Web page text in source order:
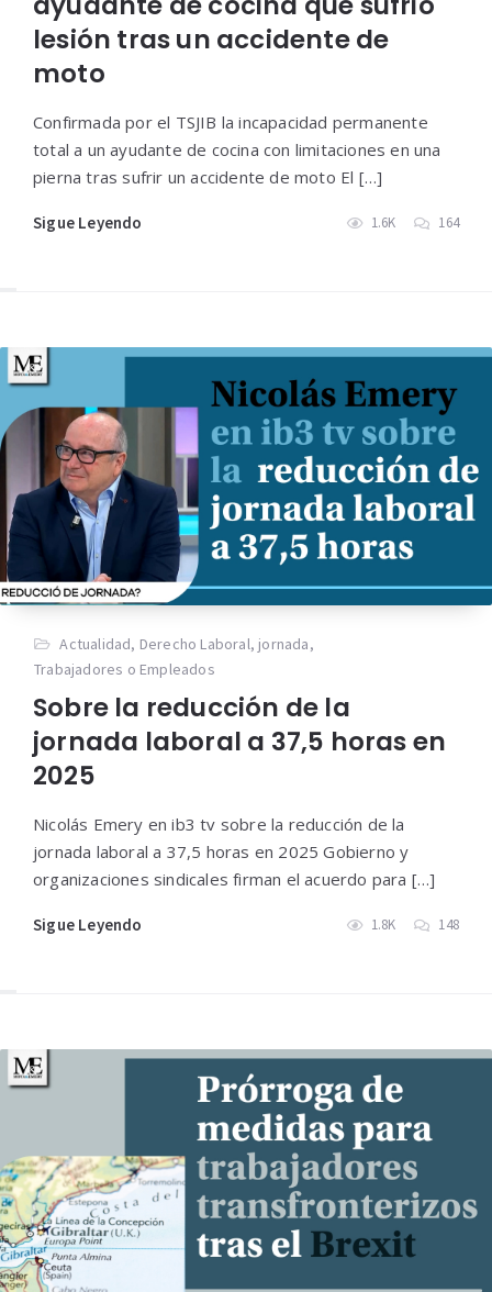
lesión tras un accidente de
moto
Confirmada por el TSJIB la incapacidad permanente
total a un ayudante de cocina con limitaciones en una
pierna tras sufrir un accidente de moto El […]
Sigue Leyendo 1.6K 164
Actualidad, Derecho Laboral, jornada,
Trabajadores o Empleados
Sobre la reducción de la
jornada laboral a 37,5 horas en
2025
Nicolás Emery en ib3 tv sobre la reducción de la
jornada laboral a 37,5 horas en 2025 Gobierno y
organizaciones sindicales firman el acuerdo para […]
Sigue Leyendo 1.8K 148